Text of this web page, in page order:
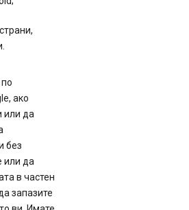
ако
или да
без
или да
в частен
запазите